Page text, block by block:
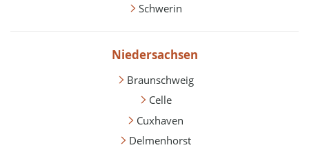
Schwerin
Niedersachsen
Braunschweig
Celle
Cuxhaven
Delmenhorst